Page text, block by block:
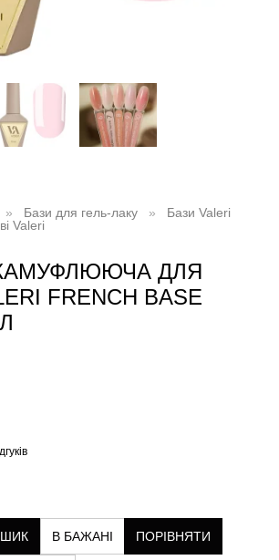
Бази для гель-лаку
Бази Valeri
Valeri
ДЛЯ
FRENCH BASE
В БАЖАНІ ПОРІВНЯТИ